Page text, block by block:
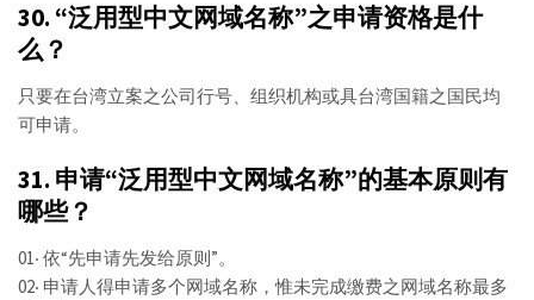
30. “泛用型中文网域名称”之申请资格是什
么？
只要在台湾立案之公司行号、组织机构或具台湾国籍之国民均
可申请。
31. 申请“泛用型中文网域名称”的基本原则有
哪些？
01‧ 依“先申请先发给原则”。
02‧ 申请人得申请多个网域名称，惟未完成缴费之网域名称最多